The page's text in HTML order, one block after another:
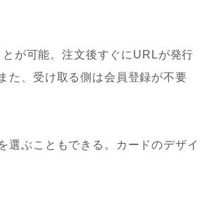
が可能。注文後すぐにURLが発行
た、受け取る側は会員登録が不要
選ぶこともできる。カードのデザイ